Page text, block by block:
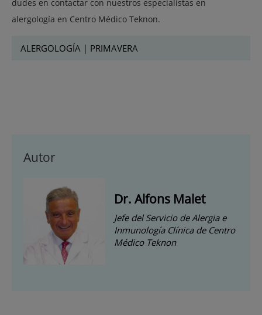
dudes en contactar con nuestros especialistas en
alergología en Centro Médico Teknon.
ALERGOLOGÍA | PRIMAVERA
Autor
Dr. Alfons Malet
Jefe del Servicio de Alergia e
Inmunología Clínica de Centro
Médico Teknon